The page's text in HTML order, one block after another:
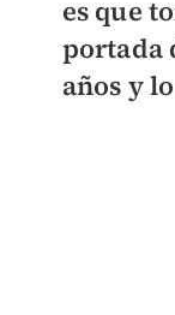
es que
portada
años y